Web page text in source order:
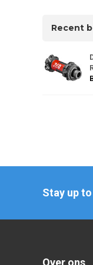
Recent
Stay up
Over ons